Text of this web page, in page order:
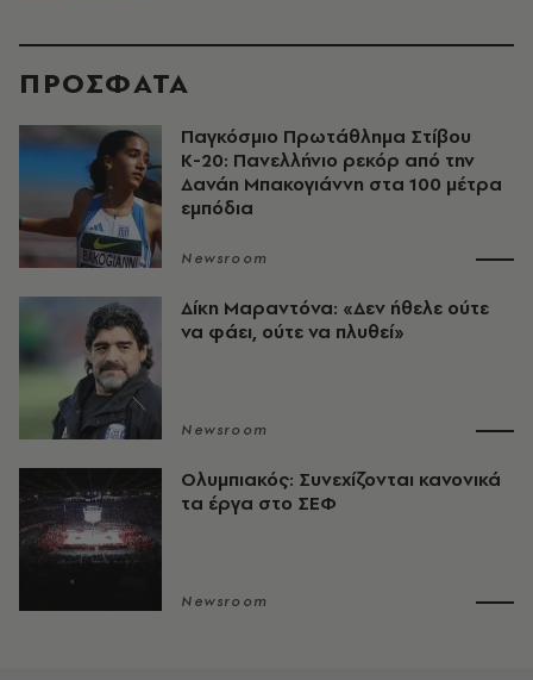
ΠΡΟΣΦΑΤΑ
Παγκόσμιο Πρωτάθλημα Στίβου
Κ-20: Πανελλήνιο ρεκόρ από την
Δανάη Μπακογιάννη στα 100 μέτρα
εμπόδια
Newsroom
Δίκη Μαραντόνα: «Δεν ήθελε ούτε
να φάει, ούτε να πλυθεί»
Newsroom
Ολυμπιακός: Συνεχίζονται κανονικά
τα έργα στο ΣΕΦ
Newsroom